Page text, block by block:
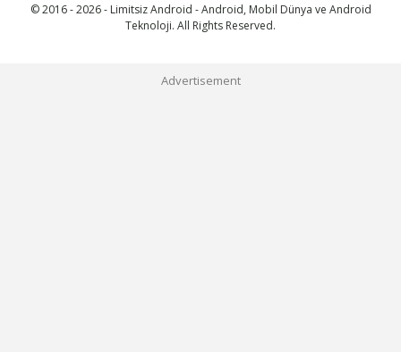
© 2016 - 2026 - Limitsiz Android - Android, Mobil Dünya ve Android
Teknoloji. All Rights Reserved.
Advertisement